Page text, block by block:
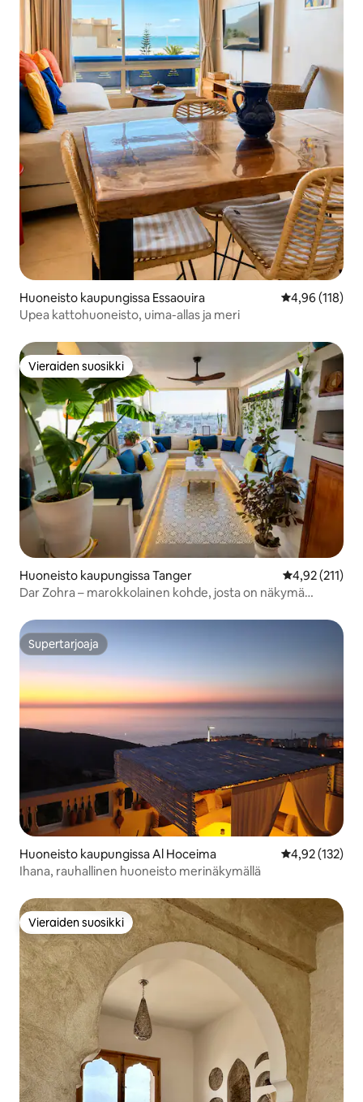
Huoneisto kaupungissa Essaouira
4,96 (118)
Upea kattohuoneisto, uima-allas ja meri
Vieraiden suosikki
Vieraiden suosikki
Huoneisto kaupungissa Tanger
4,92 (211)
Dar Zohra – marokkolainen kohde, josta on näkymä
Supertarjoaja
Supertarjoaja
Huoneisto kaupungissa Al Hoceima
4,92 (132)
Ihana, rauhallinen huoneisto merinäkymällä
Vieraiden suosikki
Vieraiden suosikki